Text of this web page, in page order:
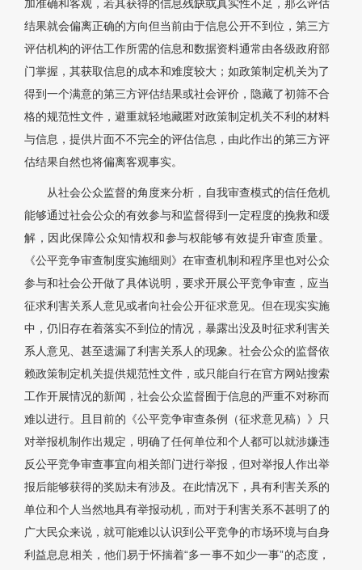
加准确和客观，若其获得的信息残缺或真实性不足，那么评估
结果就会偏离正确的方向但当前由于信息公开不到位，第三方
评估机构的评估工作所需的信息和数据资料通常由各级政府部
门掌握，其获取信息的成本和难度较大；如政策制定机关为了
得到一个满意的第三方评估结果或社会评价，隐藏了初筛不合
格的规范性文件，避重就轻地藏匿对政策制定机关不利的材料
与信息，提供片面不不完全的评估信息，由此作出的第三方评
估结果自然也将偏离客观事实。
从社会公众监督的角度来分析，自我审查模式的信任危机
能够通过社会公众的有效参与和监督得到一定程度的挽救和缓
解，因此保障公众知情权和参与权能够有效提升审查质量。
《公平竞争审查制度实施细则》在审查机制和程序里也对公众
参与和社会公开做了具体说明，要求开展公平竞争审查，应当
征求利害关系人意见或者向社会公开征求意见。但在现实实施
中，仍旧存在着落实不到位的情况，暴露出没及时征求利害关
系人意见、甚至遗漏了利害关系人的现象。社会公众的监督依
赖政策制定机关提供规范性文件，或只能自行在官方网站搜索
工作开展情况的新闻，社会公众监督囿于信息的严重不对称而
难以进行。且目前的《公平竞争审查条例（征求意见稿）》只
对举报机制作出规定，明确了任何单位和个人都可以就涉嫌违
反公平竞争审查事宜向相关部门进行举报，但对举报人作出举
报后能够获得的奖励未有涉及。在此情况下，具有利害关系的
单位和个人当然地具有举报动机，而对于利害关系不甚明了的
广大民众来说，就可能难以认识到公平竞争的市场环境与自身
利益息息相关，他们易于怀揣着“多一事不如少一事”的态度，